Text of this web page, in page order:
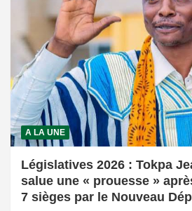
A LA UNE
Législatives 2026 : Tokpa
salue une « prouesse »
7 sièges par le Nouveau